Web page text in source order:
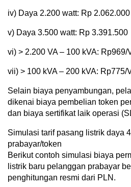
iv) Daya 2.200 watt: Rp 2.062.000
v) Daya 3.500 watt: Rp 3.391.500
vi) > 2.200 VA – 100 kVA: Rp969/
vii) > 100 kVA – 200 kVA: Rp775/
Selain biaya penyambungan,
dikenai biaya pembelian token
dan biaya sertifikat laik operasi
Simulasi tarif pasang listrik daya
prabayar/token
Berikut contoh simulasi biaya
listrik baru pelanggan prabayar
penghitungan resmi dari PLN.